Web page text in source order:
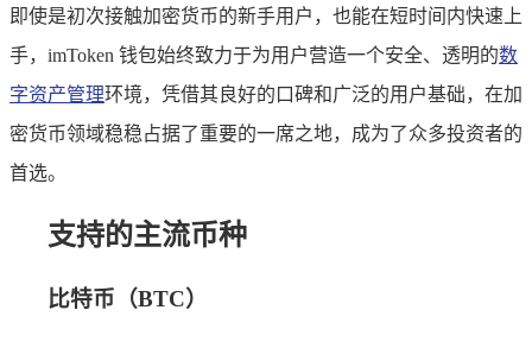
即使是初次接触加密货币的新手用户，也能在短时间内快速上
手，imToken 钱包始终致力于为用户营造一个安全、透明的数
字资产管理环境，凭借其良好的口碑和广泛的用户基础，在加
密货币领域稳稳占据了重要的一席之地，成为了众多投资者的
首选。
支持的主流币种
比特币（BTC）